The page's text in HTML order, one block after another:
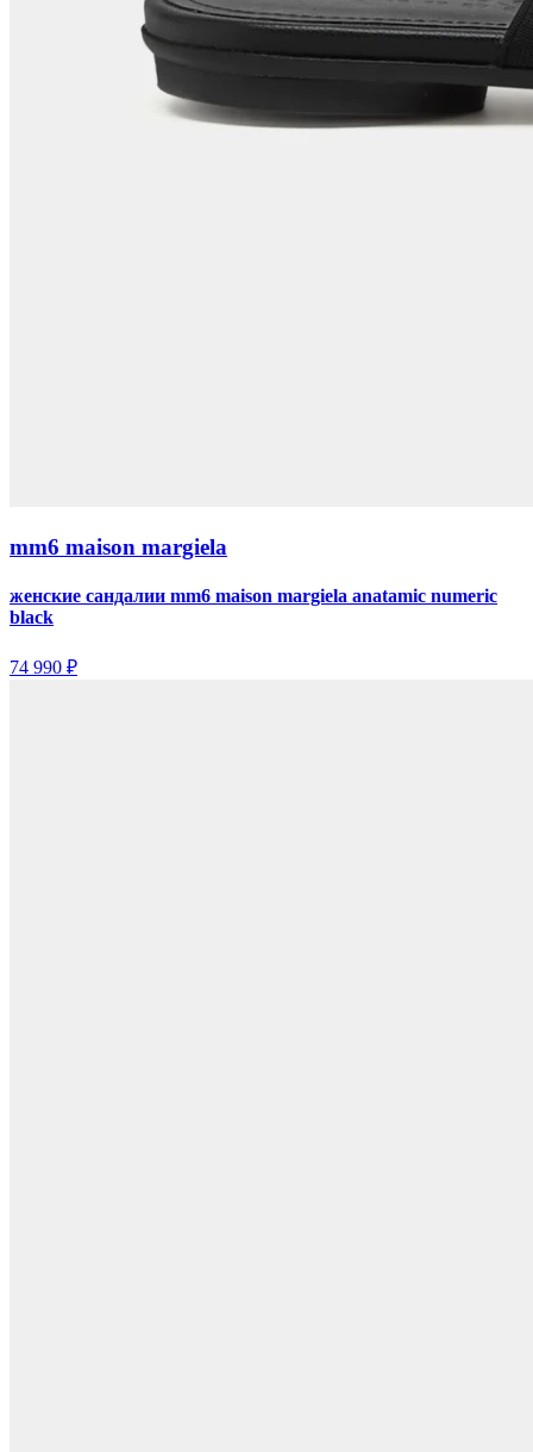
mm6 maison margiela
женские сандалии mm6 maison margiela anatamic numeric
black
74 990 ₽